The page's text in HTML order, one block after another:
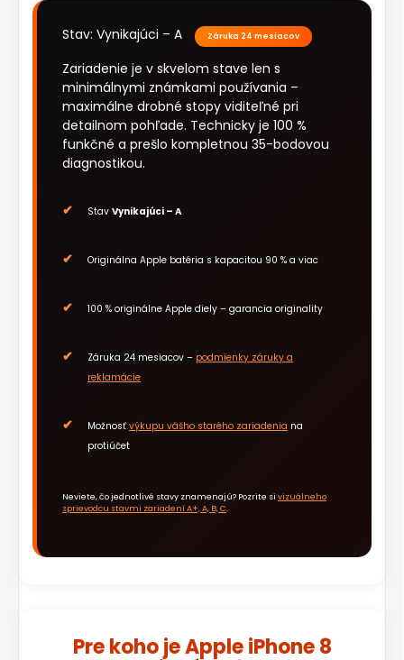
Stav: Vynikajúci – A Záruka 24 mesiacov
Zariadenie je v skvelom stave len s
minimálnymi známkami používania –
maximálne drobné stopy viditeľné pri
detailnom pohľade. Technicky je 100 %
funkčné a prešlo kompletnou 35-bodovou
diagnostikou.
Stav Vynikajúci – A
Originálna Apple batéria s kapacitou 90 % a viac
100 % originálne Apple diely – garancia originality
Záruka 24 mesiacov – podmienky záruky a
reklamácie
Možnosť výkupu vášho starého zariadenia na
protiúčet
Neviete, čo jednotlivé stavy znamenajú? Pozrite si vizuálneho
sprievodcu stavmi zariadení A+, A, B, C.
Pre koho je Apple iPhone 8